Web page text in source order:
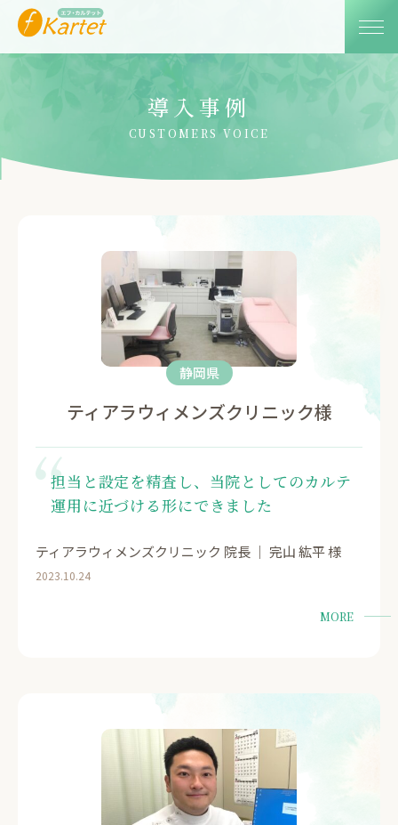
導入事例
CUSTOMERS VOICE
静岡県
ティアラウィメンズクリニック様
担当と設定を精査し、当院としてのカルテ
運用に近づける形にできました
ティアラウィメンズクリニック 院長 ｜ 完山 紘平 様
2023.10.24
MORE